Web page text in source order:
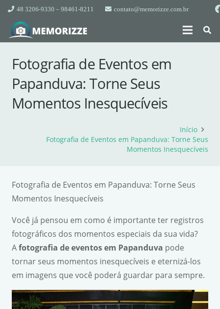
48 3206-9330 – 98461-8211 contato@memorizze.com.br
Fotografia de Eventos em
Papanduva: Torne Seus
Momentos Inesquecíveis
Início
Fotografia de Eventos em Papanduva: Torne Seus
Momentos Inesquecíveis
Fotografia de Eventos em Papanduva: Torne Seus
Momentos Inesquecíveis
Você já pensou em como é importante ter registros
fotográficos dos momentos especiais da sua vida?
Afotografia de eventos em Papanduva pode
tornar seus momentos inesquecíveis e eternizá-los
em imagens que você poderá guardar para sempre.